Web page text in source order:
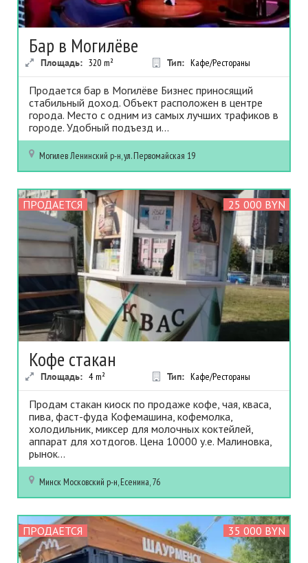
Бар в Могилёве
Площадь: 320 m² Тип: Кафе/Рестораны
Продается бар в Могилёве Бизнес приносящий
стабильный доход. Объект расположен в центре
города. Место с одним из самых лучших трафиков в
городе. Удобный подъезд и...
МогилевЛенинский р-н, ул. Первомайская 19
ПРОДАЕТСЯ 25 000 BYN
Кофе стакан
Площадь: 4 m² Тип: Кафе/Рестораны
Продам стакан киоск по продаже кофе, чая, кваса,
пива, фаст-фуда Кофемашина, кофемолка,
холодильник, миксер для молочных коктейлей,
аппарат для хотдогов. Цена 10000 у.е. Малиновка,
рынок...
Минск Московский р-н, Есенина, 76
ПРОДАЕТСЯ 35 000 BYN